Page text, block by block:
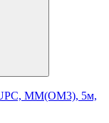
MM(OM3), 5м,